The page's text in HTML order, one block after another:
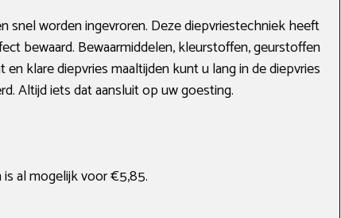
snel worden ingevroren. Deze diepvriestechniek heeft
bewaard. Bewaarmiddelen, kleurstoffen, geurstoffen
klare diepvries maaltijden kunt u lang in de diepvries
Altijd iets dat aansluit op uw goesting.
is al mogelijk voor €5,85.